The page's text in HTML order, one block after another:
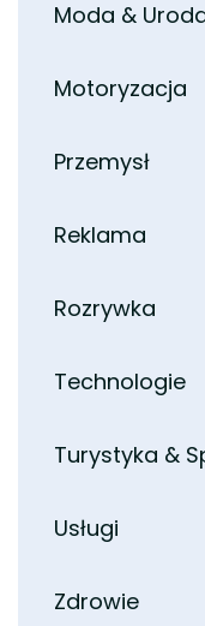
Moda &
Motoryzacja
Przemysł
Reklama
Rozrywka
Technologie
Turystyka &
Usługi
Zdrowie